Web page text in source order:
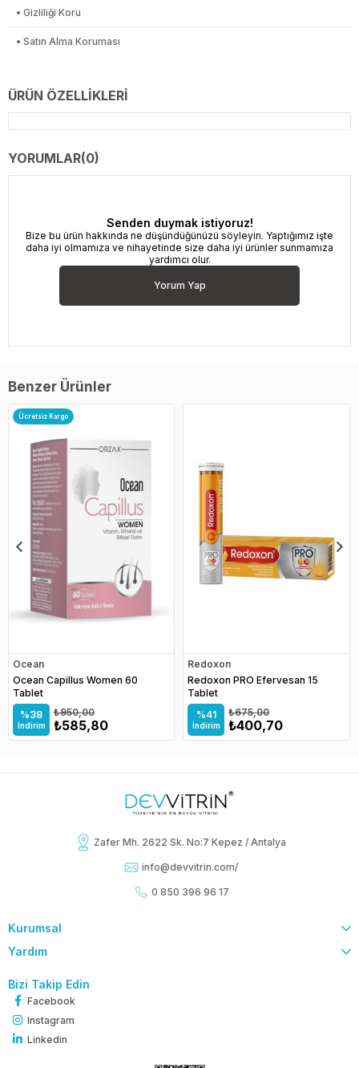
• Gizliliği Koru
• Satın Alma Koruması
ÜRÜN ÖZELLIKLERI
YORUMLAR(0)
Senden duymak istiyoruz!
Bize bu ürün hakkında ne düşündüğünüzü söyleyin. Yaptığımız işte
daha iyi olmamıza ve nihayetinde size daha iyi ürünler sunmamıza
yardımcı olur.
Yorum Yap
Benzer Ürünler
Ocean
Ocean Capillus Women 60
Tablet
%38
İndirim ₺585,80
₺950,00
Ücretsiz Kargo
Redoxon
Redoxon PRO Efervesan 15
Tablet
%41
İndirim ₺400,70
₺675,00
Zafer Mh. 2622 Sk. No:7 Kepez / Antalya
info@devvitrin.com/
0 850 396 96 17
Kurumsal
Yardım
Bizi Takip Edin
Facebook
Instagram
Linkedin